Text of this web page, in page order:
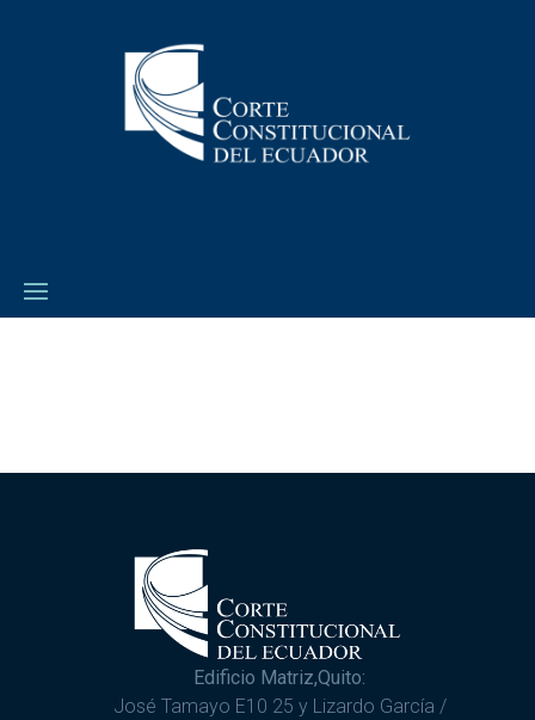
Edificio Matriz,Quito:
José Tamayo E10 25 y Lizardo García /